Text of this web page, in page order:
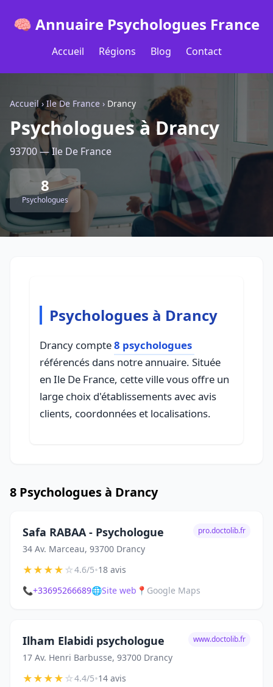
🧠 Annuaire Psychologues France
Accueil Régions Blog Contact
Accueil› Ile De France › Drancy
Psychologues à Drancy
93700 — Ile De France
8
Psychologues
Psychologues à Drancy
Drancy compte8 psychologues
référencés dans notre annuaire. Située
en Ile De France, cette ville vous offre un
large choix d'établissements avec avis
clients, coordonnées et localisations.
8 Psychologues à Drancy
Safa RABAA - Psychologue
34 Av. Marceau, 93700 Drancy
pro.doctolib.fr
★★★★☆4.6/5•18 avis
📞+33695266689🌐Site web 📍 Google Maps
Ilham Elabidi psychologue
17 Av. Henri Barbusse, 93700 Drancy
www.doctolib.fr
★★★★☆4.4/5•14 avis